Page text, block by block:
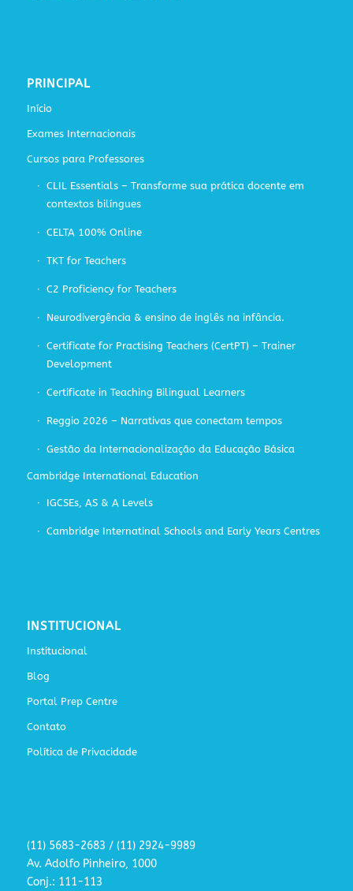
PRINCIPAL
Início
Exames Internacionais
Cursos para Professores
CLIL Essentials – Transforme sua prática docente em
contextos bilíngues
CELTA 100% Online
TKT for Teachers
C2 Proficiency for Teachers
Neurodivergência & ensino de inglês na infância.
Certificate for Practising Teachers (CertPT) – Trainer
Development
Certificate in Teaching Bilingual Learners
Reggio 2026 – Narrativas que conectam tempos
Gestão da Internacionalização da Educação Básica
Cambridge International Education
IGCSEs, AS & A Levels
Cambridge Internatinal Schools and Early Years Centres
INSTITUCIONAL
Institucional
Blog
Portal Prep Centre
Contato
Política de Privacidade
(11) 5683-2683 / (11) 2924-9989
Av. Adolfo Pinheiro, 1000
Conj.: 111-113